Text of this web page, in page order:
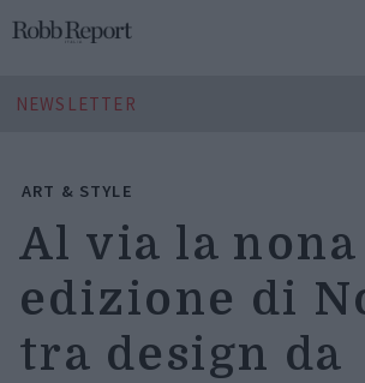
NEWSLETTER
ART & STYLE
Al via la nona
edizione di
tra design da